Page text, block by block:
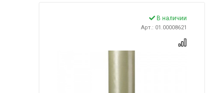
В наличии
Арт.: 01.00008621